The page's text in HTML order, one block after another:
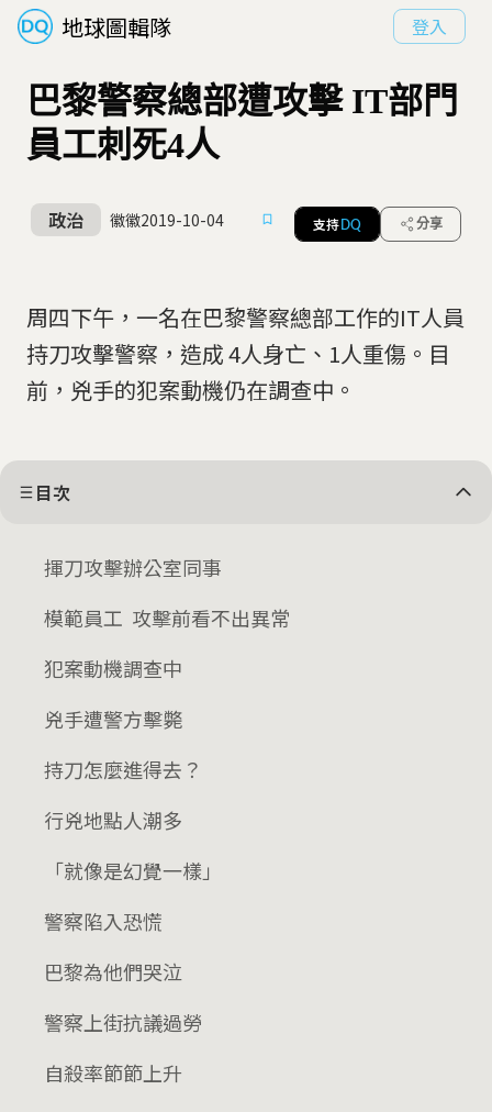
地球圖輯隊 登入
巴黎警察總部遭攻擊 IT部門
員工刺死4人
政治 徽徽2019-10-04 支持 DQ 分享
周四下午，一名在巴黎警察總部工作的IT人員
持刀攻擊警察，造成 4人身亡、1人重傷。目
前，兇手的犯案動機仍在調查中。
目次
揮刀攻擊辦公室同事
模範員工 攻擊前看不出異常
犯案動機調查中
兇手遭警方擊斃
持刀怎麼進得去？
行兇地點人潮多
「就像是幻覺一樣」
警察陷入恐慌
巴黎為他們哭泣
警察上街抗議過勞
自殺率節節上升